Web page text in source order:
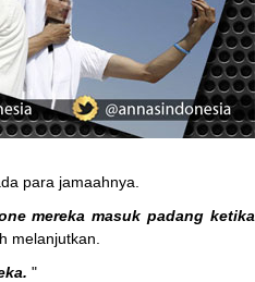
para jamaahnya.
mereka masuk padang ketika
melanjutkan.
"